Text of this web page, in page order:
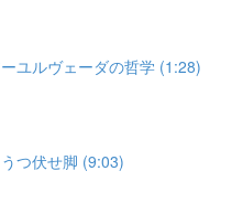
ユルヴェーダの哲学 (1:28)
つ伏せ脚 (9:03)